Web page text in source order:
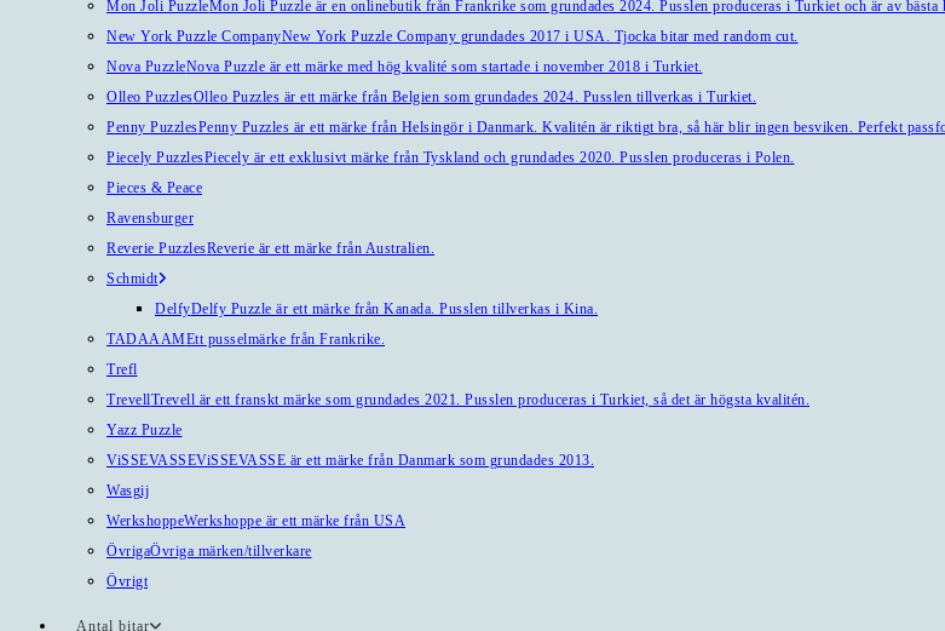
Mon Joli PuzzleMon Joli Puzzle är en onlinebutik från Frankrike som grundades 2024. Pusslen produceras i Turkiet och är av bästa
New York Puzzle CompanyNew York Puzzle Company grundades 2017 i USA. Tjocka bitar med random cut.
Nova PuzzleNova Puzzle är ett märke med hög kvalité som startade i november 2018 i Turkiet.
Olleo PuzzlesOlleo Puzzles är ett märke från Belgien som grundades 2024. Pusslen tillverkas i Turkiet.
Penny PuzzlesPenny Puzzles är ett märke från Helsingör i Danmark. Kvalitén är riktigt bra, så här blir ingen besviken. Perfekt
Piecely PuzzlesPiecely är ett exklusivt märke från Tyskland och grundades 2020. Pusslen produceras i Polen.
Pieces & Peace
Ravensburger
Reverie PuzzlesReverie är ett märke från Australien.
Schmidt
DelfyDelfy Puzzle är ett märke från Kanada. Pusslen tillverkas i Kina.
TADAAAMEtt pusselmärke från Frankrike.
Trefl
TrevellTrevell är ett franskt märke som grundades 2021. Pusslen produceras i Turkiet, så det är högsta kvalitén.
Yazz Puzzle
ViSSEVASSEViSSEVASSE är ett märke från Danmark som grundades 2013.
Wasgij
WerkshoppeWerkshoppe är ett märke från USA
ÖvrigaÖvriga märken/tillverkare
Övrigt
Antal bitar